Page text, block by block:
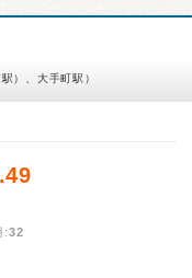
）、大手町駅）
:32